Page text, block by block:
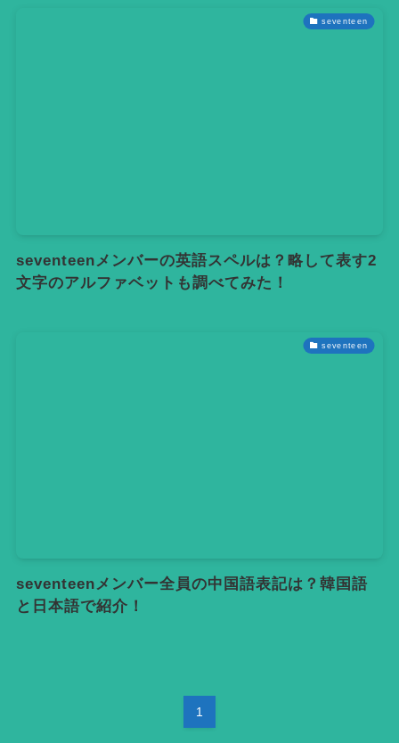
seventeen
seventeenメンバーの英語スペルは？略して表す2
文字のアルファベットも調べてみた！
seventeen
seventeenメンバー全員の中国語表記は？韓国語
と日本語で紹介！
1